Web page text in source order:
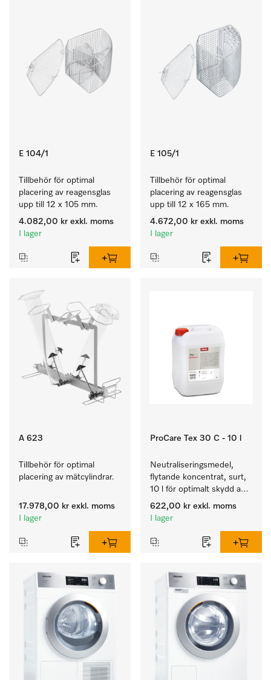
E 104/1
Tillbehör för optimal
placering av reagensglas
upp till 12 x 105 mm.
4.082,00 kr exkl. moms
I lager
E 105/1
Tillbehör för optimal
placering av reagensglas
upp till 12 x 165 mm.
4.672,00 kr exkl. moms
I lager
A 623
Tillbehör för optimal
placering av mätcylindrar.
17.978,00 kr exkl. moms
I lager
ProCare Tex 30 C - 10 l
Neutraliseringsmedel,
flytande koncentrat, surt,
10 l för optimalt skydd av
textilierna tack vare
pålitlig neutralisering.
622,00 kr exkl. moms
I lager